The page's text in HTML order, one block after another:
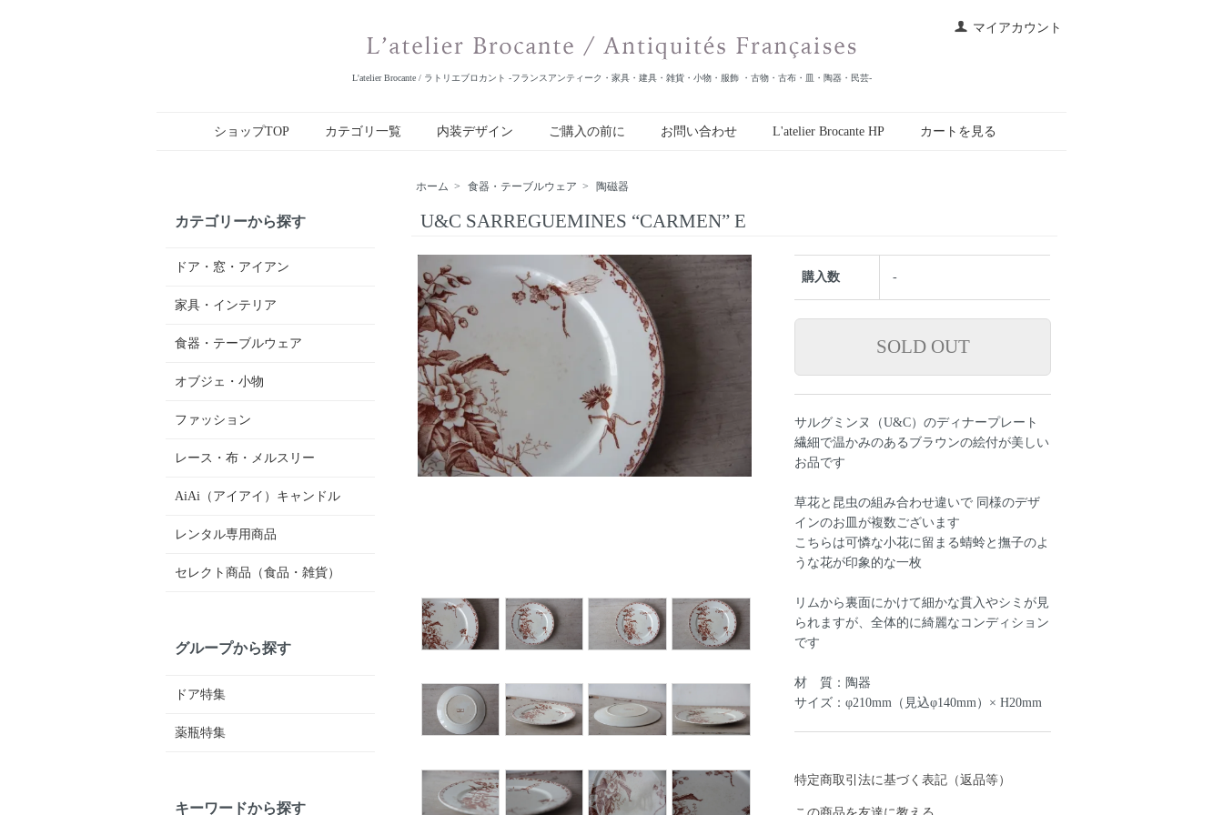
マイアカウント
L'atelier Brocante / ラトリエブロカント -フランスアンティーク・家具・建具・雑貨・小物・服飾 ・古物・古布・皿・陶器・民芸-
ショップTOP カテゴリ一覧 内装デザイン ご購入の前に お問い合わせ L'atelier Brocante HP カートを見る
ホーム > 食器・テーブルウェア > 陶磁器
U&C SARREGUEMINES “CARMEN” E
購入数 -
サルグミンヌ（U&C）のディナープレート
繊細で温かみのあるブラウンの絵付が美しい
お品です
草花と昆虫の組み合わせ違いで 同様のデザ
インのお皿が複数ございます
こちらは可憐な小花に留まる蜻蛉と撫子のよ
うな花が印象的な一枚
リムから裏面にかけて細かな貫入やシミが見
られますが、全体的に綺麗なコンディション
です
材 質：陶器
サイズ：φ210mm（見込φ140mm）× H20mm
特定商取引法に基づく表記（返品等）
カテゴリーから探す
ドア・窓・アイアン
家具・インテリア
食器・テーブルウェア
オブジェ・小物
ファッション
レース・布・メルスリー
AiAi（アイアイ）キャンドル
レンタル専用商品
セレクト商品（食品・雑貨）
グループから探す
ドア特集
薬瓶特集
キーワードから探す